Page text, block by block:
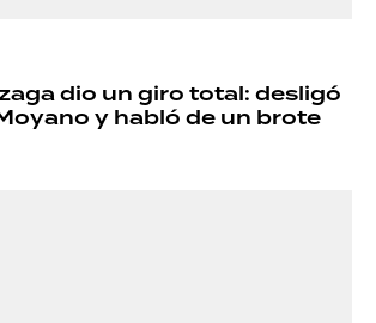
dio un giro total: desligó
y habló de un brote